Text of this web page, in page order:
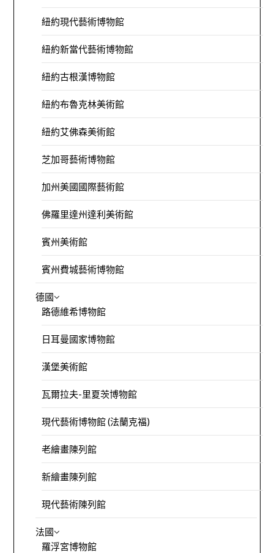
紐約現代藝術博物館
紐約新當代藝術博物館
紐約古根漢博物館
紐約布魯克林美術館
紐約艾佛森美術館
芝加哥藝術博物館
加州美國國際藝術館
佛羅里達州達利美術館
賓州美術館
賓州費城藝術博物館
德國
路德維希博物館
日耳曼國家博物館
漢堡美術館
瓦爾拉夫-里夏茨博物館
現代藝術博物館 (法蘭克福)
老繪畫陳列館
新繪畫陳列館
現代藝術陳列館
法國
羅浮宮博物館